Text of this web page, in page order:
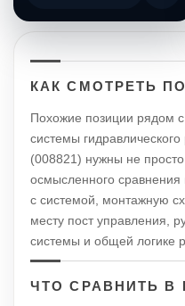
КАК СМОТРЕТЬ
Похожие позиции рядом
системы
(008821) нужны не просто
осмысленного
с системой, монтажную
месту пост управления,
системы и общей логике
ЧТО СРАВНИТЬ В